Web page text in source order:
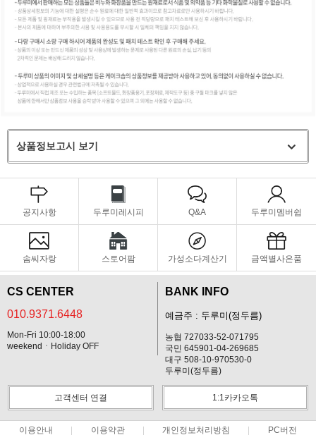
상품정보고시 보기
공지사항 두루미레시피 Q&A 두루미멤버쉽
솜씨자랑 스토어팜 가성소다계산기 금액별사은품
CS CENTER
010.9371.6448
Mon-Fri 10:00-18:00
weekendㆍHoliday OFF
BANK INFO
예금주 : 두루미(정두름)
농협 727033-52-071795
국민 645901-04-269685
대구 508-10-970530-0
두루미(정두름)
고객센터 연결 1:1카카오톡
이용안내 이용약관 개인정보처리방침 PC버전